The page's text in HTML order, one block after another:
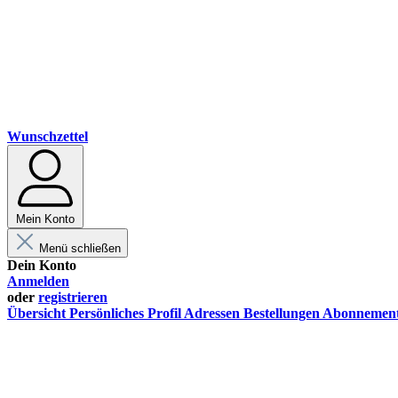
Wunschzettel
Mein Konto
Menü schließen
Dein Konto
Anmelden
oder registrieren
Übersicht Persönliches Profil Adressen Bestellungen